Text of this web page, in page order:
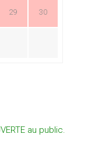
29 30
au public.